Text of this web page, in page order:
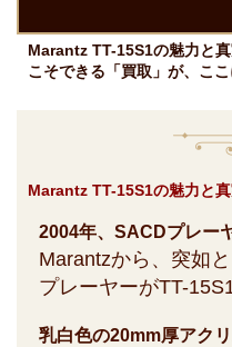
Marantz TT-15S1の魅力と
こそできる「買取」が、ここ
Marantz TT-15S1の魅力と
2004年、SACDプレー
Marantzから、突如
プレーヤーがTT-
乳白色の20mm厚アク